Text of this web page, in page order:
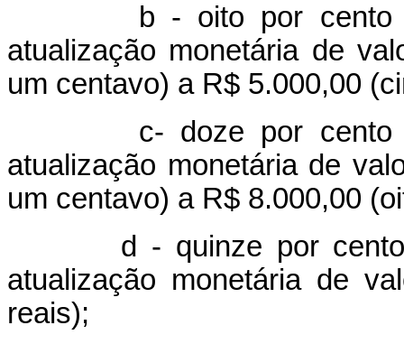
b - oito por cento
atualização monetária de
um centavo) a R$ 5.000,00
c- doze por cento
atualização monetária de
um centavo) a R$ 8.000,00
d - quinze por cento
atualização monetária de
reais);